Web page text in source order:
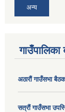
अन्य
गाउँपालिका
अठाराैं गाउँसभा
सत्राैं गाउँसभा